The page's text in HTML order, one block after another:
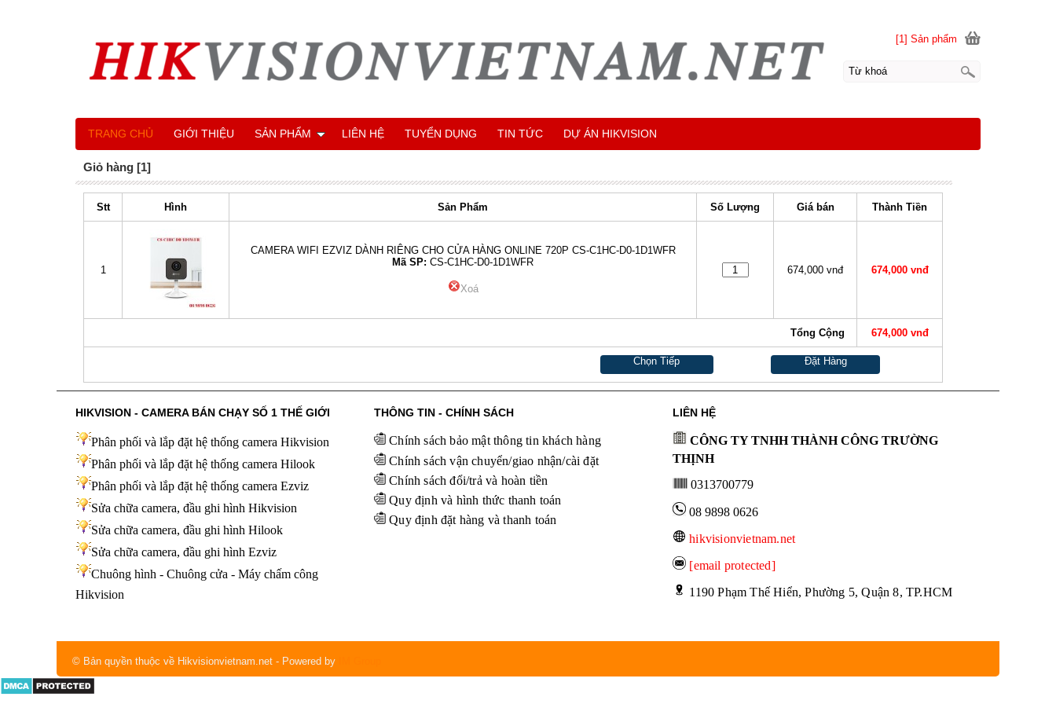
Giỏ hàng [1]
Stt Hình Sản Phẩm Số Lượng Giá bán Thành Tiền
1
CAMERA WIFI EZVIZ DÀNH RIÊNG CHO CỬA HÀNG ONLINE 720P CS-C1HC-D0-1D1WFR
Mã SP: CS-C1HC-D0-1D1WFR
Xoá
674,000 vnđ 674,000 vnđ
Tổng Cộng 674,000 vnđ
Đặt Hàng
Chọn Tiếp
[1] Sản phẩm
TRANG CHỦ GIỚI THIỆU SẢN PHẨM LIÊN HỆ TUYỂN DỤNG TIN TỨC DỰ ÁN HIKVISION
HIKVISION - CAMERA BÁN CHẠY SỐ 1 THẾ GIỚI
Phân phối và lắp đặt hệ thống camera Hikvision
Phân phối và lắp đặt hệ thống camera Hilook
Phân phối và lắp đặt hệ thống camera Ezviz
Sửa chữa camera, đầu ghi hình Hikvision
Sửa chữa camera, đầu ghi hình Hilook
Sửa chữa camera, đầu ghi hình Ezviz
Chuông hình - Chuông cửa - Máy chấm công
Hikvision
THÔNG TIN - CHÍNH SÁCH
Chính sách bảo mật thông tin khách hàng
Chính sách vận chuyển/giao nhận/cài đặt
Chính sách đổi/trả và hoàn tiền
Quy định và hình thức thanh toán
Quy định đặt hàng và thanh toán
LIÊN HỆ
CÔNG TY TNHH THÀNH CÔNG TRƯỜNG
THỊNH
0313700779
08 9898 0626
hikvisionvietnam.net
[email protected]
1190 Phạm Thế Hiển, Phường 5, Quận 8, TP.HCM
© Bản quyền thuộc về Hikvisionvietnam.net - Powered by